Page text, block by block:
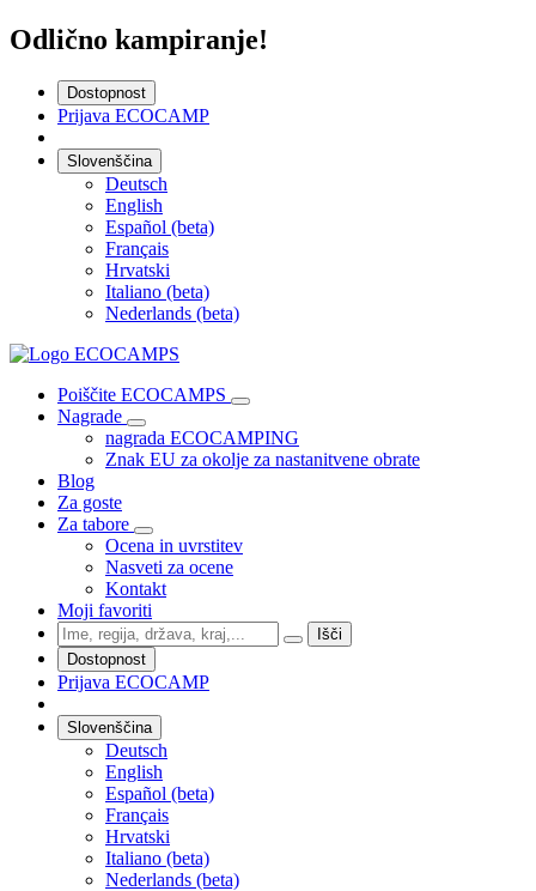
Odlično kampiranje!
Dostopnost
Prijava ECOCAMP
Slovenščina
Deutsch
English
Español (beta)
Français
Hrvatski
Italiano (beta)
Nederlands (beta)
Poiščite ECOCAMPS
Nagrade
nagrada ECOCAMPING
Znak EU za okolje za nastanitvene obrate
Blog
Za goste
Za tabore
Ocena in uvrstitev
Nasveti za ocene
Kontakt
Moji favoriti
Išči
Dostopnost
Prijava ECOCAMP
Slovenščina
Deutsch
English
Español (beta)
Français
Hrvatski
Italiano (beta)
Nederlands (beta)